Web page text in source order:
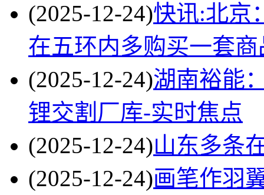
(2025-12-24)快讯:北京
在五环内多购买一套
(2025-12-24)湖南裕能
锂交割厂库-实时焦点
(2025-12-24)山东多条
(2025-12-24)画笔作羽